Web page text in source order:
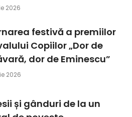
2026
festivă a premiilor
Copiilor „Dor de
dor de Eminescu”
2026
și gânduri de la un